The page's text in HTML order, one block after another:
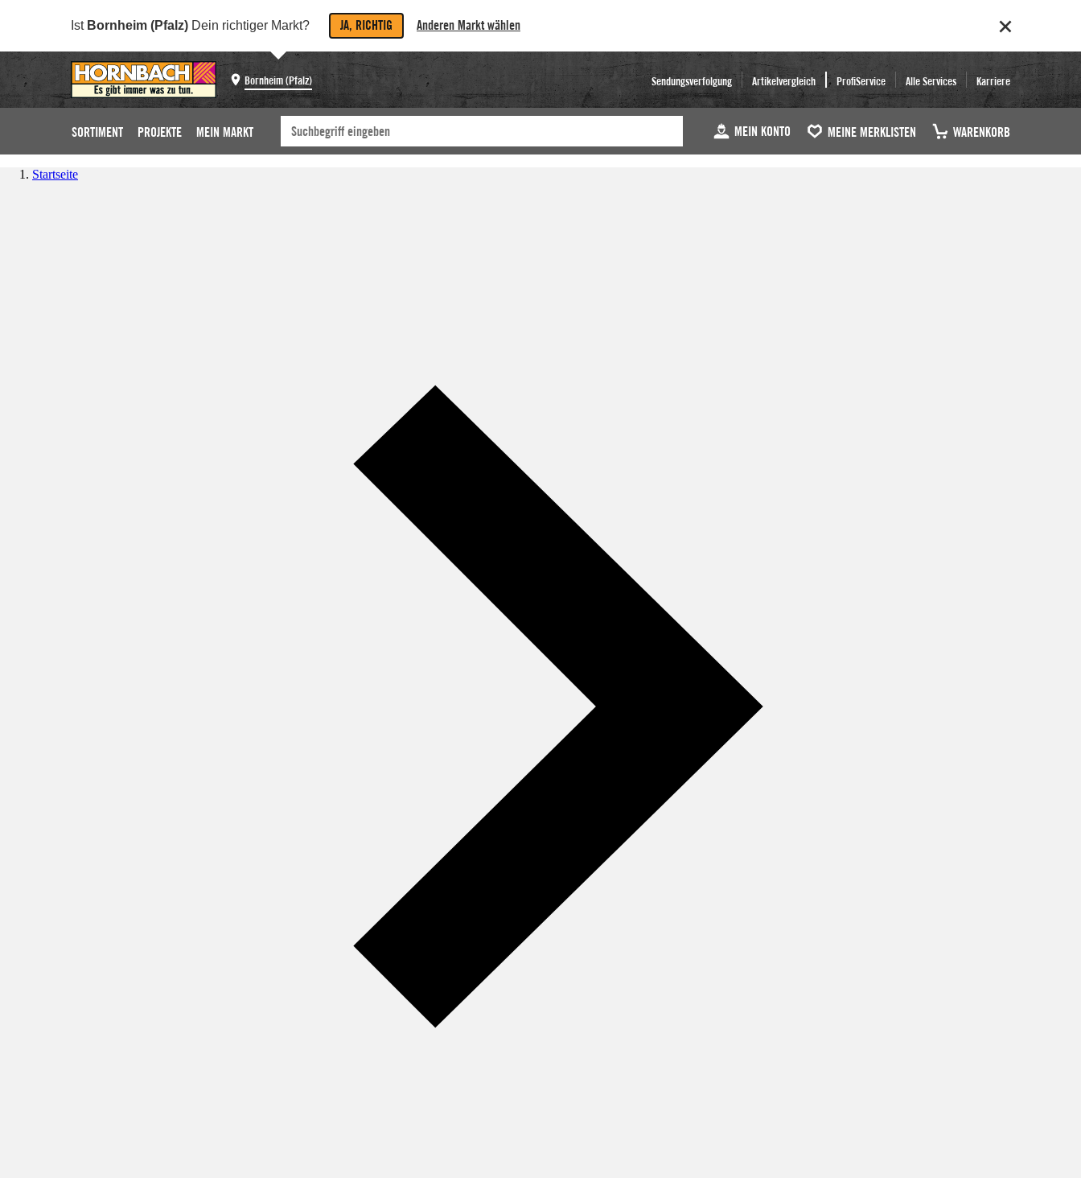
Ist Bornheim (Pfalz) Dein richtiger Markt? JA, RICHTIG Anderen Markt wählen
Bornheim (Pfalz) Sendungsverfolgung Artikelvergleich ProfiService Alle Services Karriere
SORTIMENT PROJEKTE MEIN MARKT MEIN KONTO MEINE MERKLISTEN WARENKORB
Startseite